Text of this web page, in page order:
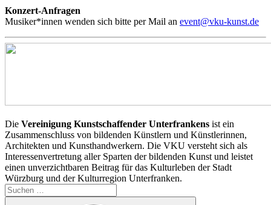
Konzert-Anfragen
Musiker*innen wenden sich bitte per Mail an event@vku-kunst.de
Die Vereinigung Kunstschaffender Unterfrankens ist ein
Zusammenschluss von bildenden Künstlern und Künstlerinnen,
Architekten und Kunsthandwerkern. Die VKU versteht sich als
Interessenvertretung aller Sparten der bildenden Kunst und leistet
einen unverzichtbaren Beitrag für das Kulturleben der Stadt
Würzburg und der Kulturregion Unterfranken.
Suchen
nach: